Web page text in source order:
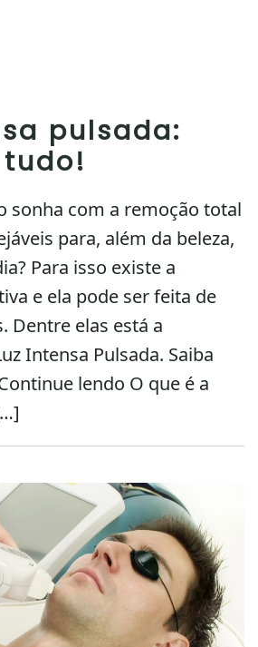
pulsada:
sonha com a remoção total
para, além da beleza,
Para isso existe a
e ela pode ser feita de
Dentre elas está a
Intensa Pulsada. Saiba
lendo O que é a